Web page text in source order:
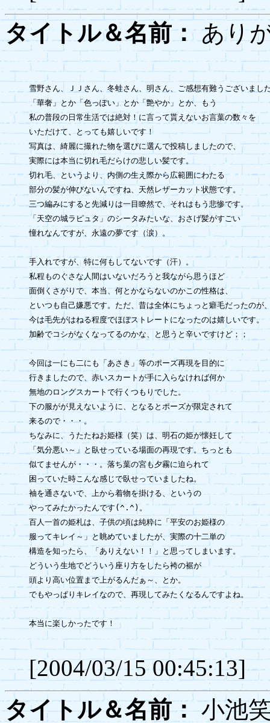
タイトル＆名前：あり
雪野さん、ＪＪさん、冬蛙さん、明さん、ご感想有難うございまし
「華奢」とか「色っぽい」とか「艶やか」とか、もう
私の普段の日常生活では絶対！に言って貰えないお言葉の数々を
いただけて、とっても嬉しいです！
写真は、綺麗に撮れた物を選びに選んで投稿しましたので、
実際には本当に切れ毛だらけの悲しい髪です。
切れ毛、というより、内側の生え際から広範囲にわたる
部分の髪が伸びないんですね、天然レザーカット状態です。
三つ編みにすると先減りは一目瞭然で、それはもう悲惨です。
「天空の城ラピュタ」のシータみたいな、おさげ髪がすごい
憧れなんですが、永遠の夢です（涙）。
手入れですが、特に何もしてないです（汗）。
私程ものぐさな人間はいないだろうと我ながら思うほど
面倒くさがりで、本当、何とかならないのかこの性格は、
といつも自己嫌悪です。ただ、昔は全体にちょっと癖毛だったのが
今は毛先がはねる程度でほぼストレートになったのは嬉しいです。
加齢でコシがなくなってるのかな、と思うと辛いですけど；；
今回は一にも二にも「あさき」等のポーズ再現を目的に
行きましたので、赤いスカートが手に入らなければ何か
無地のロングスカートで行くつもりでした。
下の服がが見えないように、となるとポーズが限定されて
来るので・・・。
ちなみに、うたたねお姫様（笑）は、明石の姫が懐妊して
「気分悪い～」と臥せっている場面の再現です。ちっとも
似てませんが・・・。落ち葉の宮も夕霧に迫られて
困っていた時こんな感じで臥せっていましたね。
袖を通さないで、上から着物を掛ける、というの
やってみたかったんです(^.^)。
百人一首の姫札は、子供の頃は純粋に「平安のお姫様の
服ってキレイ～」と眺めていましたが、実際の十二単の
構造を知ったら、「ありえない！！」と思ってしまいます。
どういう生地でどういう座り方をしたら袴の裾が
頭より高い位置まで上がるんだぁ～、とか。
でもやっぱりキレイなので、再現してみたくなるんですよね。
本当に楽しかったです！
[2004/03/15 00:45:13]
タイトル＆名前：小